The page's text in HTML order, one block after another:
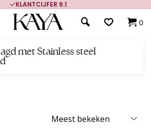
TEVREDEN KLANTEN
0
met Stainless steel